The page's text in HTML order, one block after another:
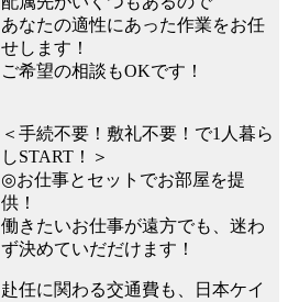
あなたの適性にあった作業をお任
せします！
ご希望の相談もOKです！
＜手続不要！敷礼不要！で1人暮ら
しSTART！＞
◎お仕事とセットでお部屋を提
供！
働きたいお仕事が遠方でも、迷わ
ず決めていだだけます！
赴任に関わる交通費も、日本ケイ